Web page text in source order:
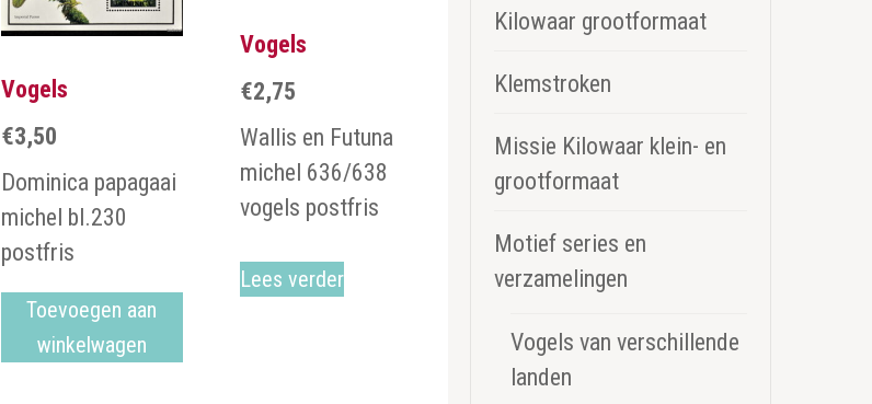
Vogels
€3,50
Dominica papagaai
michel bl.230
postfris
Toevoegen aan
winkelwagen
Vogels
€2,75
Wallis en Futuna
michel 636/638
vogels postfris
Lees verder
Kilowaar grootformaat
Klemstroken
Missie Kilowaar klein- en
grootformaat
Motief series en
verzamelingen
Vogels van verschillende
landen